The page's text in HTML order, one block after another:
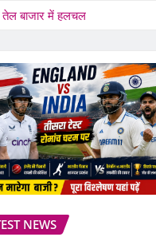
तेल बाजार में हलचल
NEWS